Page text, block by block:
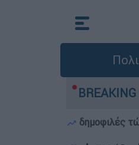
στην Ελλάδα -
δημοφιλές